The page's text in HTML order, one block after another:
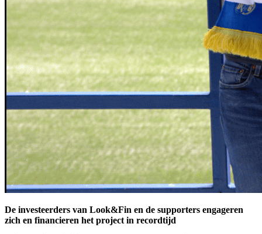
De investeerders van Look&Fin en de supporters engageren
zich en financieren het project in recordtijd